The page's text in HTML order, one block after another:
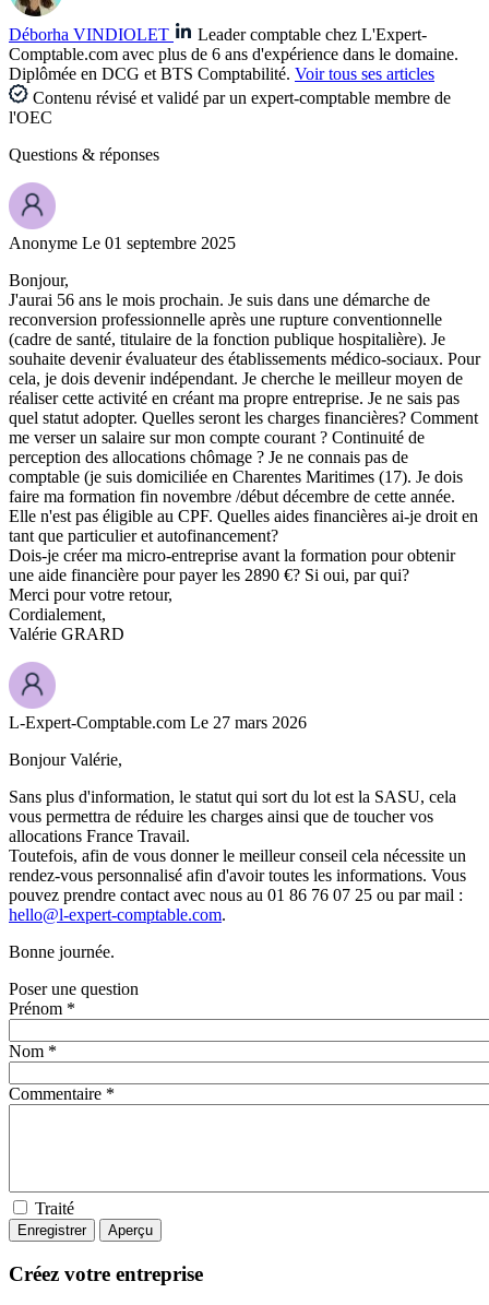
Déborha VINDIOLET
Leader comptable chez L'Expert-
Comptable.com avec plus de 6 ans d'expérience dans le domaine.
Diplômée en DCG et BTS Comptabilité. Voir tous ses articles
Contenu révisé et validé par un expert-comptable membre de
l'OEC
Questions & réponses
Anonyme Le 01 septembre 2025
Bonjour,
J'aurai 56 ans le mois prochain. Je suis dans une démarche de
reconversion professionnelle après une rupture conventionnelle
(cadre de santé, titulaire de la fonction publique hospitalière). Je
souhaite devenir évaluateur des établissements médico-sociaux. Pour
cela, je dois devenir indépendant. Je cherche le meilleur moyen de
réaliser cette activité en créant ma propre entreprise. Je ne sais pas
quel statut adopter. Quelles seront les charges financières? Comment
me verser un salaire sur mon compte courant ? Continuité de
perception des allocations chômage ? Je ne connais pas de
comptable (je suis domiciliée en Charentes Maritimes (17). Je dois
faire ma formation fin novembre /début décembre de cette année.
Elle n'est pas éligible au CPF. Quelles aides financières ai-je droit en
tant que particulier et autofinancement?
Dois-je créer ma micro-entreprise avant la formation pour obtenir
une aide financière pour payer les 2890 €? Si oui, par qui?
Merci pour votre retour,
Cordialement,
Valérie GRARD
L-Expert-Comptable.com Le 27 mars 2026
Bonjour Valérie,
Sans plus d'information, le statut qui sort du lot est la SASU, cela
vous permettra de réduire les charges ainsi que de toucher vos
allocations France Travail.
Toutefois, afin de vous donner le meilleur conseil cela nécessite un
rendez-vous personnalisé afin d'avoir toutes les informations. Vous
pouvez prendre contact avec nous au 01 86 76 07 25 ou par mail :
hello@l-expert-comptable.com.
Bonne journée.
Poser une question
Prénom *
Nom *
Commentaire *
Traité
Créez votre entreprise